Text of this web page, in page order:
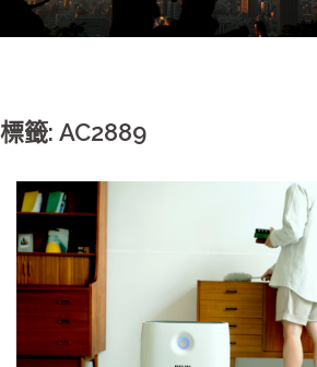
標籤: AC2889